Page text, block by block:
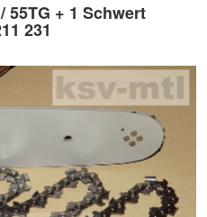
55TG + 1 Schwert
231